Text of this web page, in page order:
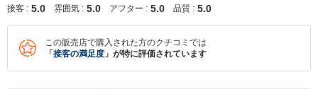
接客 : 5.0 雰囲気 : 5.0 アフター : 5.0 品質 : 5.0
この販売店で購入された方のクチコミでは
「 接客の満足度 」が特に評価されています